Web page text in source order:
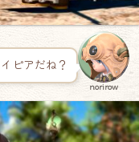
ピアだね？
norirow